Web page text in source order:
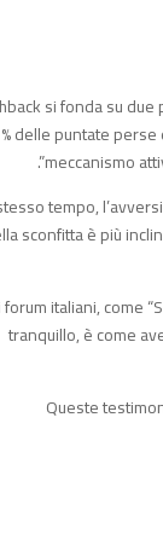
si fonda su
delle puntate
meccanismo
tempo,
sconfitta è più
forum italiani, come
tranquillo, è come
Queste